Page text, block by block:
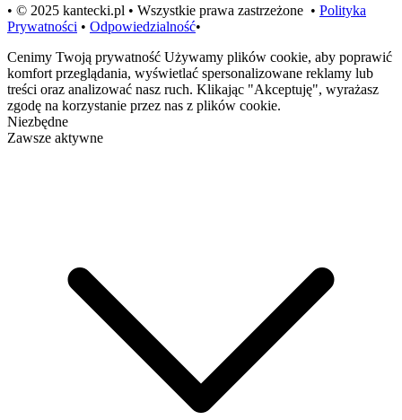
• © 2025 kantecki.pl • Wszystkie prawa zastrzeżone • Polityka
Prywatności • Odpowiedzialność•
Cenimy Twoją prywatność Używamy plików cookie, aby poprawić
komfort przeglądania, wyświetlać spersonalizowane reklamy lub
treści oraz analizować nasz ruch. Klikając "Akceptuję", wyrażasz
zgodę na korzystanie przez nas z plików cookie.
Niezbędne
Zawsze aktywne